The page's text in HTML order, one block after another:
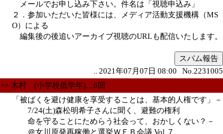
メールでお申し込み下さい。件名は「視聴申込み」
２．参加いただいた皆様には、メディア活動支援機構（MS
O）による
編集後の後追いアーカイブ視聴のURLも配信いたします。
スパム報告
.. 2021年07月07日 08:00 No.2231005
++ 木村 (小学校低学年)…6回
「被ばくを避け健康を享受することは、基本的人権です」－
7/24(土)森松明希子さんに聞く、避難の権利
命を守ることにためらう社会って、おかしくない？－
＠女川原発再稼働と選挙ＷＥＢ会議 Vol.７